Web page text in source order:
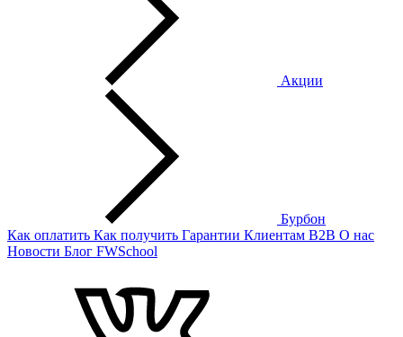
Акции
Бурбон
Как оплатить Как получить Гарантии Клиентам B2B О нас
Новости Блог FWSchool